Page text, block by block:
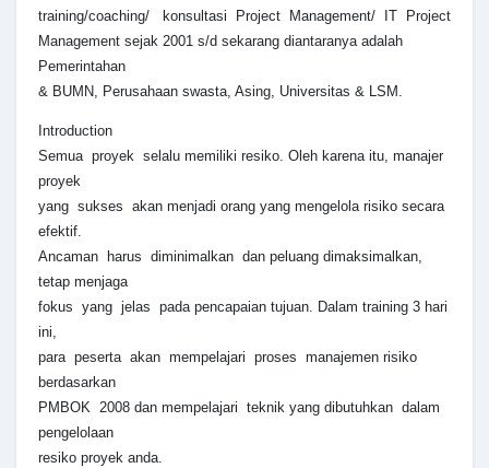
training/coaching/ konsultasi Project Management/ IT Project
Management sejak 2001 s/d sekarang diantaranya adalah
Pemerintahan
& BUMN, Perusahaan swasta, Asing, Universitas & LSM.
Introduction
Semua proyek selalu memiliki resiko. Oleh karena itu, manajer
proyek
yang sukses akan menjadi orang yang mengelola risiko secara
efektif.
Ancaman harus diminimalkan dan peluang dimaksimalkan,
tetap menjaga
fokus yang jelas pada pencapaian tujuan. Dalam training 3 hari
ini,
para peserta akan mempelajari proses manajemen risiko
berdasarkan
PMBOK 2008 dan mempelajari teknik yang dibutuhkan dalam
pengelolaan
resiko proyek anda.